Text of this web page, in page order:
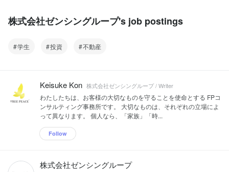
株式会社ゼンシングループ's job postings
学生 投資 不動産
Keisuke Kon 株式会社ゼンシングループ / Writer
わたしたちは、お客様の大切なものを守ることを使命とする FPコ
ンサルティング事務所です。 大切なものは、それぞれの立場によ
って異なります。 個人なら、「家族」「時...
Follow
株式会社ゼンシングループ